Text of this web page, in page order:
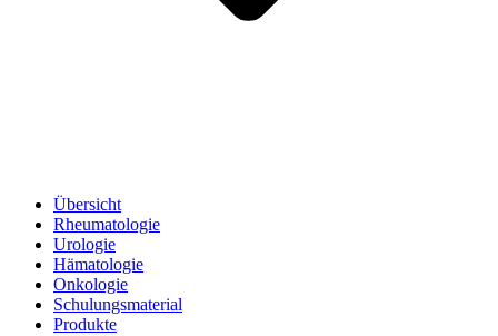
Übersicht
Rheumatologie
Urologie
Hämatologie
Onkologie
Schulungsmaterial
Produkte